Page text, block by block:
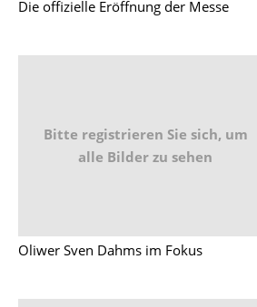
Die offizielle Eröffnung der Messe
Bitte registrieren Sie sich, um
alle Bilder zu sehen
Oliwer Sven Dahms im Fokus